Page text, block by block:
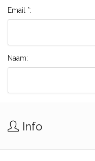
Email *:
Naam:
Info